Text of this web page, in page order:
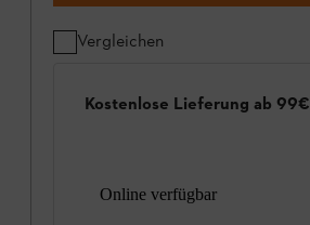
Vergleichen
Kostenlose Lieferung ab 99€
Online verfügbar